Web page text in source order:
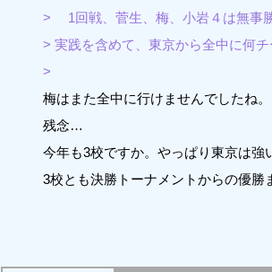
> 1回戦、菅生、梅、小岩４は無事勝
> 実践を含めて、東京から全中に何チ
>
梅はまた全中に行けませんでしたね。
残念…
今年も3校ですか。やっぱり東京は強
3校とも決勝トーナメントからの優勝